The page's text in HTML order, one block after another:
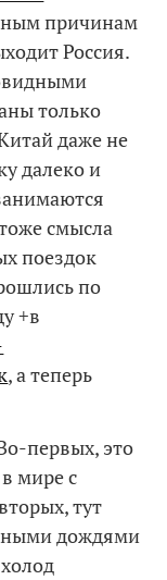
причинам
Россия.
только
даже не
далеко и
смысла
поездок
по
+в
, а теперь
первых, это
мире с
тут
дождями